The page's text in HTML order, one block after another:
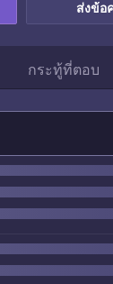
ส่งข้อ
กระทู้ที่ตอบ